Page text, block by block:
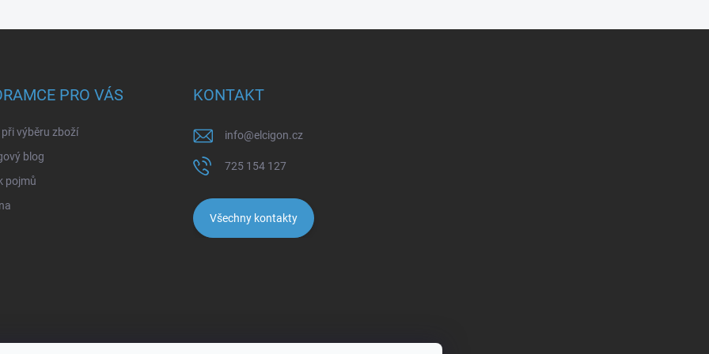
PRO VÁS
při výběru zboží
blog
pojmů
KONTAKT
info@elcigon.cz
725 154 127
Všechny kontakty